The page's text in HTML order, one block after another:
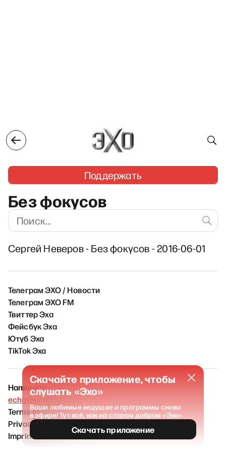
Поддержать
Без фокусов
Сергей Неверов - Без фокусов - 2016-06-01
Скачайте приложение, чтобы
слушать «Эхо»
Ваши любимые ведущие и программы снова
в эфире! Тут всё, как на старом добром «Эхе»
Скачать приложение
Телеграм ЭХО / Новости
Телеграм ЭХО FM
Твиттер Эха
Фейсбук Эха
Ютуб Эха
TikTok Эха
Напишите нам
echo@echofm.online
Terms of Service
Privacy policy
Imprint